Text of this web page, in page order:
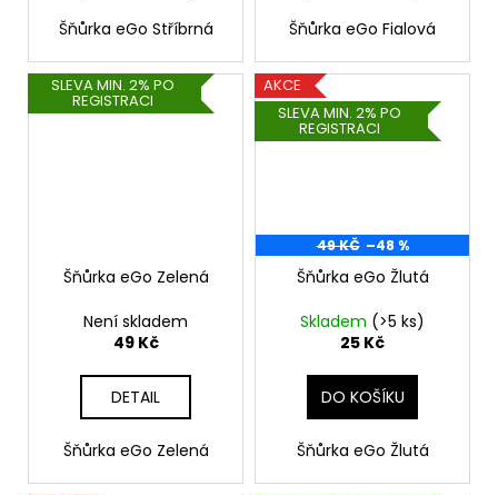
Šňůrka eGo Stříbrná Šňůrka eGo Fialová
SLEVA MIN. 2% PO
REGISTRACI
Šňůrka eGo Zelená
Není skladem
49 Kč
DETAIL
Šňůrka eGo Zelená
AKCE
SLEVA MIN. 2% PO
REGISTRACI
49 KČ –48 %
Šňůrka eGo Žlutá
Skladem (>5 ks)
25 Kč
DO KOŠÍKU
Šňůrka eGo Žlutá